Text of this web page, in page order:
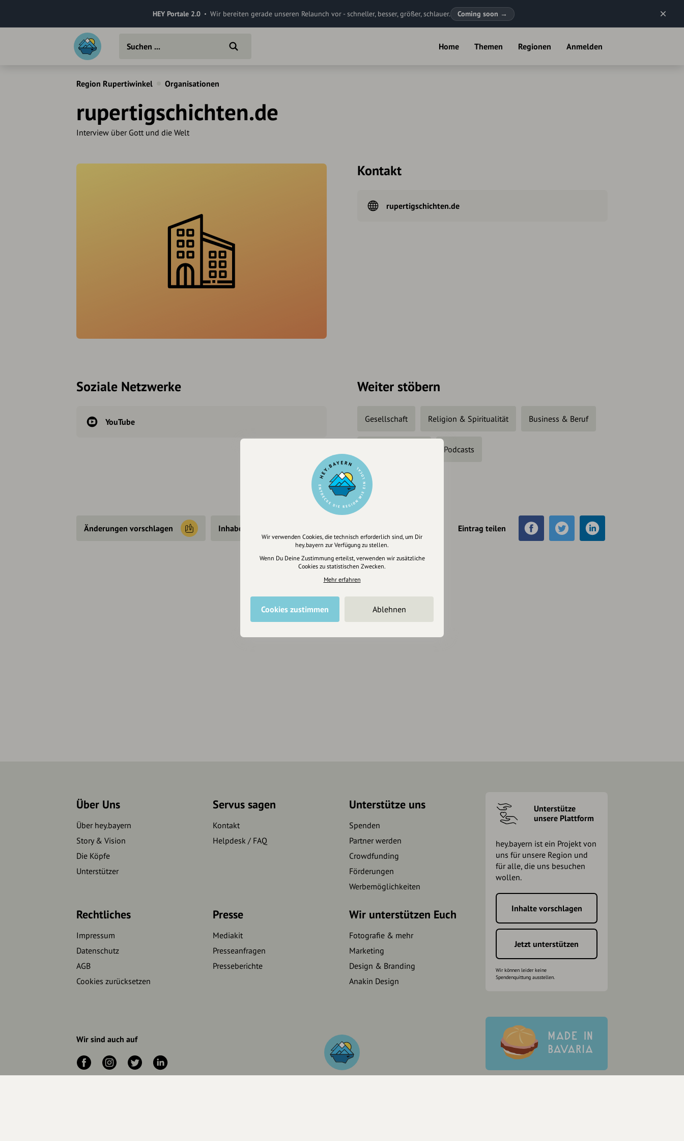
HEY Portale 2.0 Wir bereiten gerade unseren Relaunch vor - schneller, besser, größer, schlauer. Coming soon →
Home Themen Regionen Anmelden
Region Rupertiwinkel Organisationen
rupertigschichten.de
Interview über Gott und die Welt
Kontakt
rupertigschichten.de
Soziale Netzwerke
YouTube
Weiter stöbern
Gesellschaft Religion & Spiritualität Business & Beruf
Podcasts
Eintrag teilen
Änderungen vorschlagen Inhaberschaft beantragen
Über Uns
Über hey.bayern
Story & Vision
Die Köpfe
Unterstützer
Servus sagen
Kontakt
Helpdesk / FAQ
Unterstütze uns
Spenden
Partner werden
Crowdfunding
Förderungen
Werbemöglichkeiten
Rechtliches
Impressum
Datenschutz
AGB
Cookies zurücksetzen
Presse
Mediakit
Presseanfragen
Presseberichte
Wir unterstützen Euch
Fotografie & mehr
Marketing
Design & Branding
Anakin Design
Unterstütze
unsere Plattform
hey.bayern ist ein Projekt von
uns für unsere Region und
für alle, die uns besuchen
wollen.
Inhalte vorschlagen
Jetzt unterstützen
Wir können leider keine
Spendenquittung ausstellen.
Wir sind auch auf
Wir verwenden Cookies, die technisch erforderlich sind, um Dir
hey.bayern zur Verfügung zu stellen.
Wenn Du Deine Zustimmung erteilst, verwenden wir zusätzliche
Cookies zu statistischen Zwecken.
Mehr erfahren
Cookies zustimmen Ablehnen